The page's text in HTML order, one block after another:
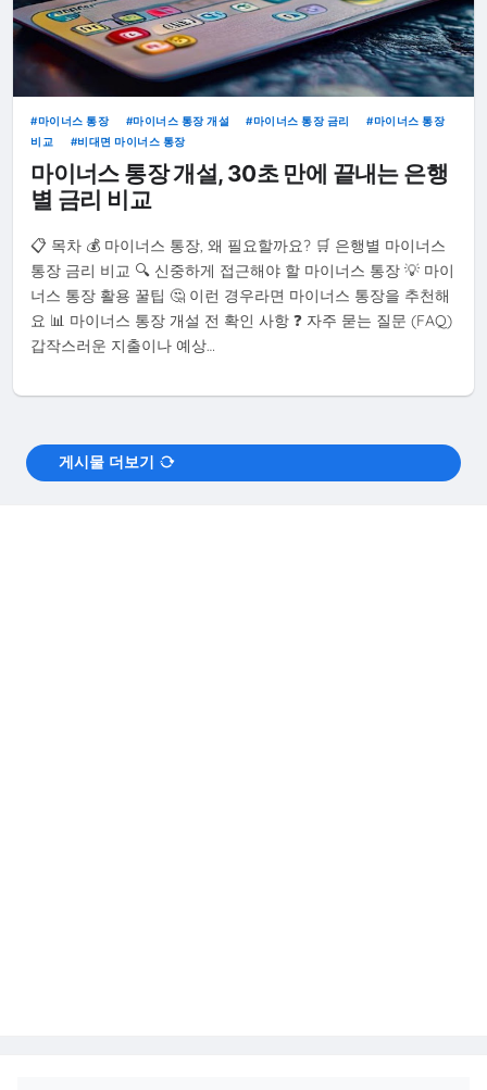
마이너스 통장 마이너스 통장 개설 마이너스 통장 금리
마이너스 통장
비교
비대면 마이너스 통장
마이너스 통장 개설, 30초 만에 끝내는 은행
별 금리 비교
📋 목차 💰 마이너스 통장, 왜 필요할까요? 🛒 은행별 마이너스
통장 금리 비교 🔍 신중하게 접근해야 할 마이너스 통장 💡 마이
너스 통장 활용 꿀팁 🤔 이런 경우라면 마이너스 통장을 추천해
요 📊 마이너스 통장 개설 전 확인 사항 ❓ 자주 묻는 질문 (FAQ)
갑작스러운 지출이나 예상…
게시물 더보기